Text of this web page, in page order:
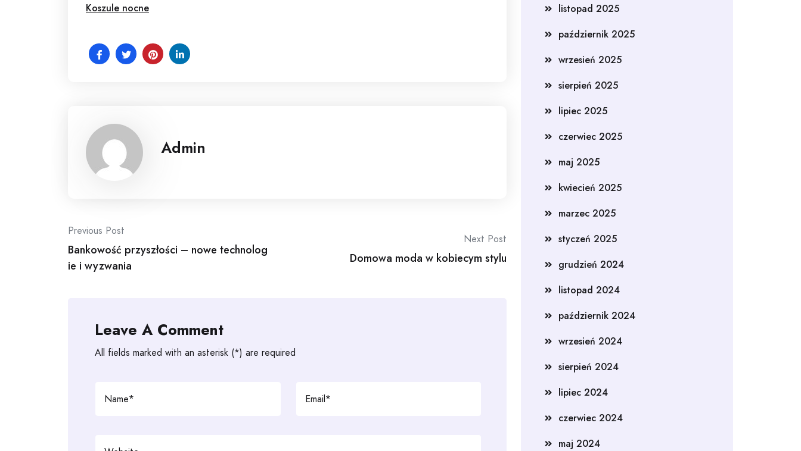
Koszule nocne
Admin
Post
navigation
Previous Post
Bankowość przyszłości – nowe technolog
ie i wyzwania
Next Post
Domowa moda w kobiecym stylu
Leave A Comment
All fields marked with an asterisk (*) are required
listopad 2025
październik 2025
wrzesień 2025
sierpień 2025
lipiec 2025
czerwiec 2025
maj 2025
kwiecień 2025
marzec 2025
styczeń 2025
grudzień 2024
listopad 2024
październik 2024
wrzesień 2024
sierpień 2024
lipiec 2024
czerwiec 2024
maj 2024